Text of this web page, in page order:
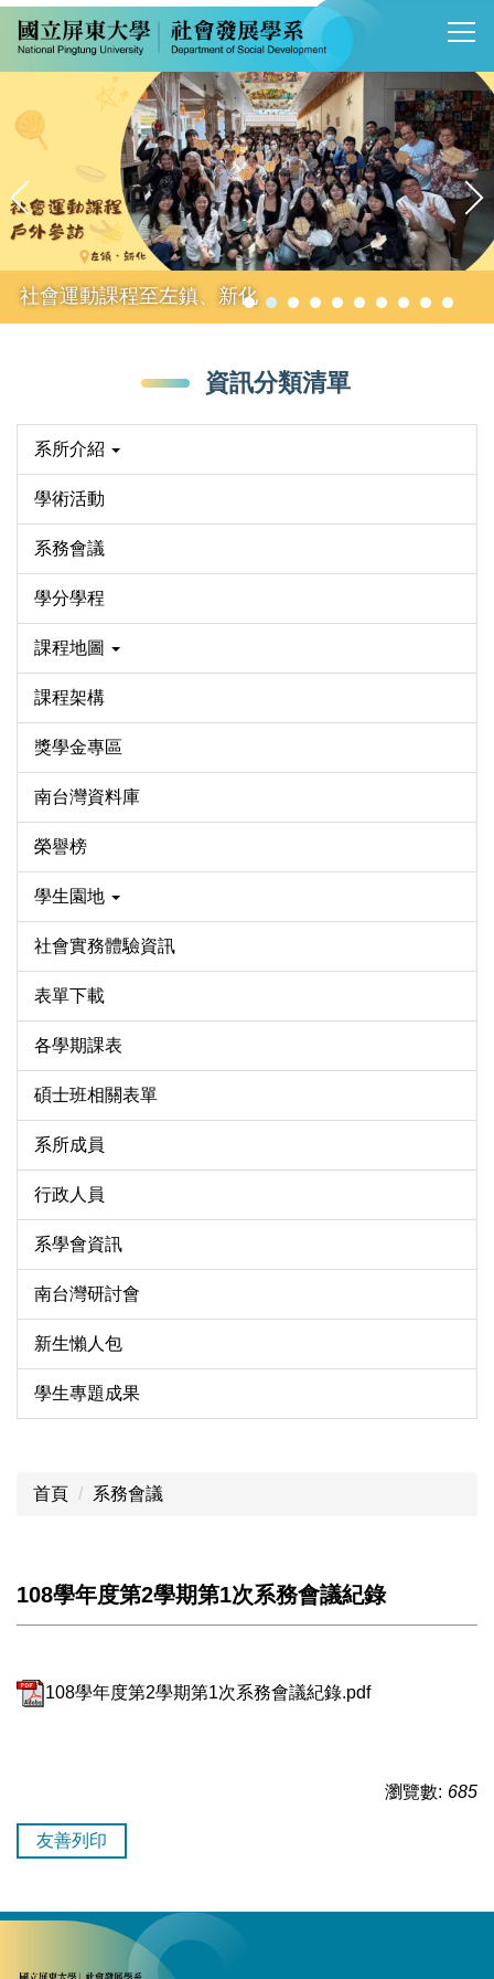
跳
到
主
內
社會運動課程至左鎮、新化
資訊分類清單
系所介紹
學術活動
系務會議
學分學程
課程地圖
課程架構
獎學金專區
南台灣資料庫
榮譽榜
學生園地
社會實務體驗資訊
表單下載
各學期課表
碩士班相關表單
系所成員
行政人員
系學會資訊
南台灣研討會
新生懶人包
學生專題成果
首頁 系務會議
108學年度第2學期第1次系務會議紀錄
108學年度第2學期第1次系務會議紀錄.pdf
瀏覽數: 685
友善列印